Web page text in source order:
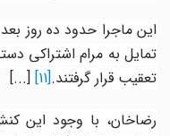
این ماجرا حدود ده روز بعد
تمایل به مرام اشتراکی
تعقیب قرار گرفتند.[11]
[...]
رضاخان، با وجود این